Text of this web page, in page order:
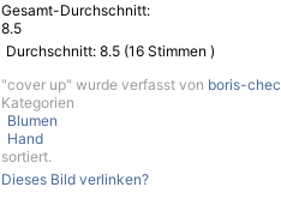
Gesamt-Durchschnitt:
8.5
Durchschnitt: 8.5 (16 Stimmen )
"cover up" wurde verfasst von boris-
Kategorien
Blumen
Hand
sortiert.
Dieses Bild verlinken?